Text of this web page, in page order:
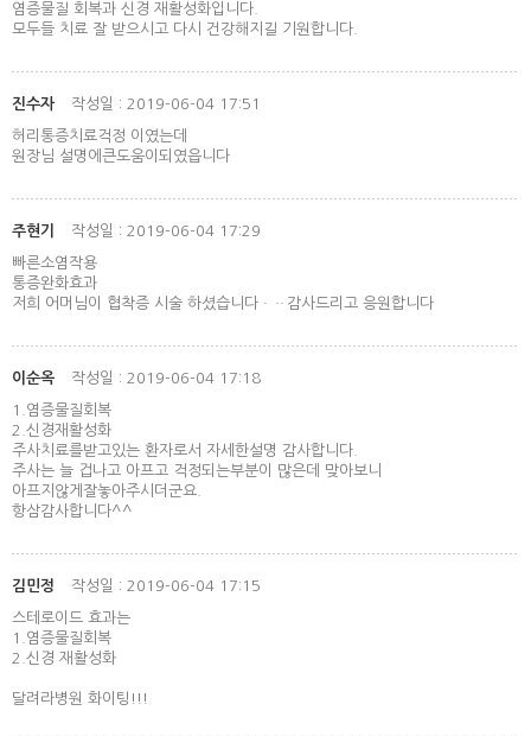
염증물질 회복과 신경 재활성화입니다.
모두들 치료 잘 받으시고 다시 건강해지길 기원합니다.
진수자 작성일 : 2019-06-04 17:51
허리통증치료걱정 이였는데
원장님 설명에큰도움이되였읍니다
주현기 작성일 : 2019-06-04 17:29
빠른소염작용
통증완화효과
저희 어머님이 협착증 시술 하셨습니다ᆞᆢ감사드리고 응원합니다
이순옥 작성일 : 2019-06-04 17:18
1.염증물질회복
2.신경재활성화
주사치료를받고있는 환자로서 자세한설명 감사합니다.
주사는 늘 겁나고 아프고 걱정되는부분이 많은데 맞아보니
아프지않게잘놓아주시더군요.
항삼감사합니다^^
김민정 작성일 : 2019-06-04 17:15
스테로이드 효과는
1.염증물질회복
2.신경 재활성화
달려라병원 화이팅!!!